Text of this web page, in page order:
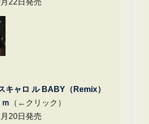
22日発売
キャロ ル BABY（Remix）
ｍ （←クリック）
20日発売